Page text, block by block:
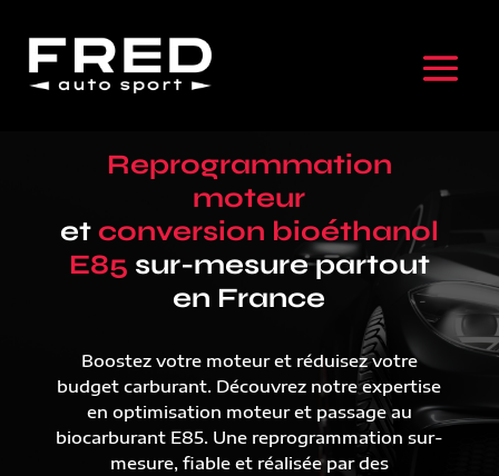
Reprogrammation
moteur
et conversion bioéthanol
E85 sur-mesure partout
en France
Boostez votre moteur et réduisez votre
budget carburant. Découvrez notre expertise
en optimisation moteur et passage au
biocarburant E85. Une reprogrammation sur-
mesure, fiable et réalisée par des